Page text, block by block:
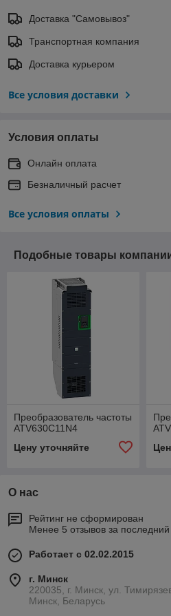
Доставка "Самовывоз"
Транспортная компания
Доставка курьером
Все условия доставки
Условия оплаты
Онлайн оплата
Безналичный расчет
Все условия оплаты
Подобные товары
Преобразователь частоты
ATV630C11N4
Цену уточняйте
О нас
Рейтинг не сформирован
Менее 5 отзывов за последний
Работает с 02.02.2015
г. Минск
220035, г. Минск, ул.
Минск, Беларусь